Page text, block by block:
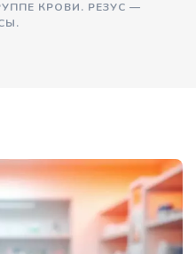
КРОВИ. РЕЗУС —